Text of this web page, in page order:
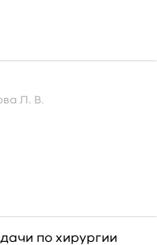
Л. В.
по хирургии